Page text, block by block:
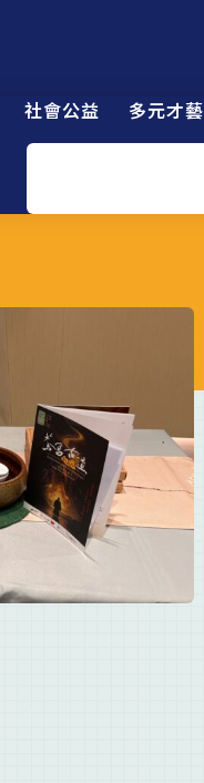
社會公益 多元才藝